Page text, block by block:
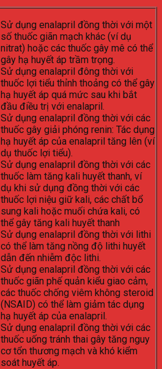
Sử dụng enalapril đồng thời với một
số thuốc giãn mạch khác (ví dụ
nitrat) hoặc các thuốc gây mê có thể
gây hạ huyết áp trầm trọng.
Sử dụng enalapril đông thời với
thuốc lợi tiểu thỉnh thoảng có thể gây
hạ huyết áp quá mức sau khi bắt
đầu điều trị với enalapril.
Sử dụng enalapril đồng thời với các
thuốc gây giải phóng renin: Tác dụng
hạ huyết áp của enalapril tăng lên (ví
dụ thuốc lợi tiểu).
Sử dụng enalapril đồng thời với các
thuốc làm tăng kali huyết thanh, ví
dụ khi sử dụng đồng thời với các
thuốc lợi niệu giữ kali, các chất bổ
sung kali hoặc muối chứa kali, có
thể gây tăng kali huyết thanh
Sử dụng enalapril đồng thời với lithi
có thể làm tăng nồng độ lithi huyết
dẫn đến nhiễm độc lithi.
Sử dụng enalapril đồng thời với các
thuốc giãn phế quản kiểu giao cảm,
các thuốc chống viêm không steroid
(NSAID) có thể làm giảm tác dụng
hạ huyết áp của enalapril.
Sử dụng enalapril đồng thời với các
thuốc uống tránh thai gây tăng nguy
cơ tổn thương mạch và khó kiểm
soát huyết áp.